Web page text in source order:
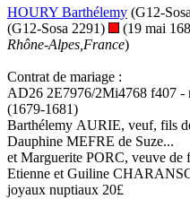
HOURY Barthélemy (G12-
(G12-Sosa 2291)
(19 mai
Rhône-Alpes,France)
Contrat de mariage :
AD26 2E7976/2Mi4768 f407 -
(1679-1681)
Barthélemy AURIE, veuf, fils
Dauphine MEFRE de Suze...
et Marguerite PORC, veuve
Etienne et Guiline
joyaux nuptiaux 20£